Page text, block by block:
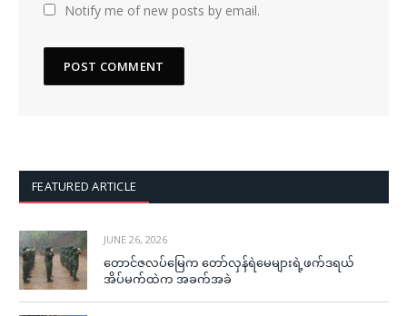
Notify me of new posts by email.
FEATURED ARTICLE
JUNE 26, 2026
တောင်ဇလပ်မြေက တော်လှန်ရဲမေများရဲ့ဖက်ဒရယ်
အိပ်မက်ထဲက အခက်အခဲ